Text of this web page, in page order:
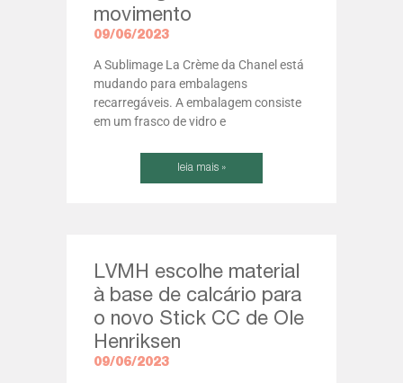
movimento
09/06/2023
A Sublimage La Crème da Chanel está
mudando para embalagens
recarregáveis. A embalagem consiste
em um frasco de vidro e
leia mais »
LVMH escolhe material
à base de calcário para
o novo Stick CC de Ole
Henriksen
09/06/2023